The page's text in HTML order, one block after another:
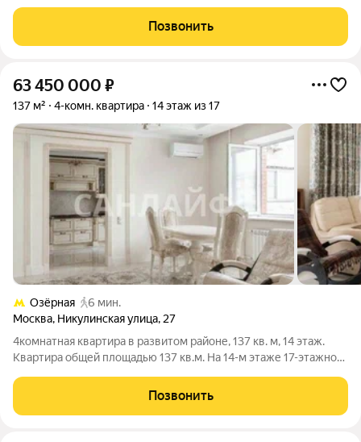
столицы Дорогомилово, на
Позвонить
63 450 000 ₽
137 м² 4-комн. квартира 14 этаж из 17
Озёрная
6 мин.
Москва, Никулинская улица, 27
4комнатная квартира в развитом районе, 137 кв. м, 14 этаж.
Квартира общей площадью 137 кв.м. На 14-м этаже 17-этажного
санузла. Кухня 15 кв. м. Выполнен качественный ремонт в
классическом
Позвонить